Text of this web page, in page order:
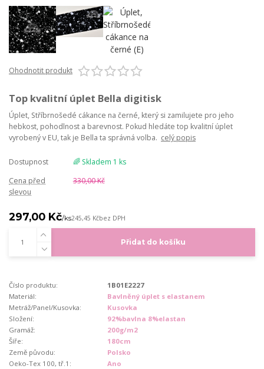
Ohodnotit produkt
Top kvalitní úplet Bella digitisk
Úplet, Stříbrnošedé cákance na černé, který si zamilujete pro jeho
hebkost, pohodlnost a barevnost. Pokud hledáte top kvalitní úplet
vyrobený v EU, tak je Bella ta správná volba. celý popis
Dostupnost
🌈 Skladem 1 ks
Cena před
slevou
330,00 Kč
297,00 Kč/ks245,45 Kčbez DPH
Přidat do košíku
Číslo produktu:
1B01E2227
Materiál:
Bavlněný úplet s elastanem
Metráž/Panel/Kusovka:
Kusovka
Složení:
92%bavlna 8%elastan
Gramáž:
200g/m2
Šíře:
180cm
Země původu:
Polsko
Oeko-Tex 100, tř.1:
Ano